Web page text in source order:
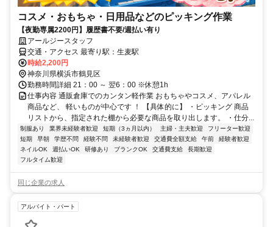
コスメ・おもちゃ・日用品などのピッキング作業
【夜勤専属2200円】履歴書不要/週払い有り
アールジースタッフ
交通・アクセス 最寄り駅：生麦駅
時給2,200円
神奈川県横浜市鶴見区
勤務時間詳細 21：00 ～ 翌6：00 ※休憩1h
仕事内容 通販倉庫でのカンタン軽作業 おもちゃやコスメ、アパレル
商品など、 軽いものが中心です ！ 【具体的に】 ・ピッキング 商品
リストから、指定された棚から必要な商品を取り出します。 ・仕分...
制服あり 業界未経験者歓迎 短期（3ヵ月以内） 主婦・主夫歓迎
フリーター歓迎
短期
早朝 学歴不問 経験不問 未経験者歓迎 交通費全額支給 午前
経験者歓迎
ネイルOK
週払いOK 研修あり ブランクOK 交通費支給
長期歓迎
フルタイム歓迎
同じ企業の求人
アルバイト・パート